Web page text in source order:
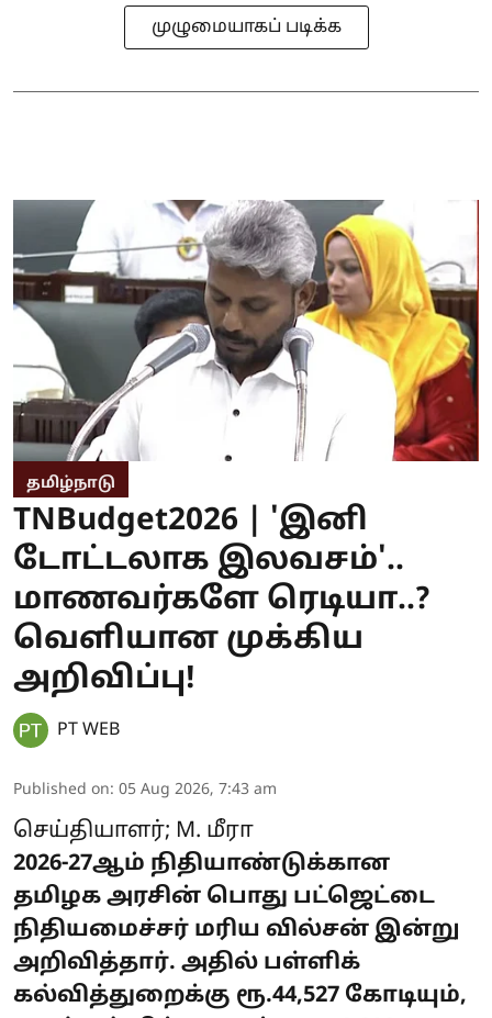
முழுமையாகப் படிக்க
தமிழ்நாடு
TNBudget2026 | 'இனி
டோட்டலாக இலவசம்'..
மாணவர்களே ரெடியா..?
வெளியான முக்கிய
அறிவிப்பு!
PT WEB
Published on: 05 Aug 2026, 7:43 am
செய்தியாளர்; M. மீரா
2026-27ஆம் நிதியாண்டுக்கான
தமிழக அரசின் பொது பட்ஜெட்டை
நிதியமைச்சர் மரிய வில்சன் இன்று
அறிவித்தார். அதில் பள்ளிக்
கல்வித்துறைக்கு ரூ.44,527 கோடியும்,